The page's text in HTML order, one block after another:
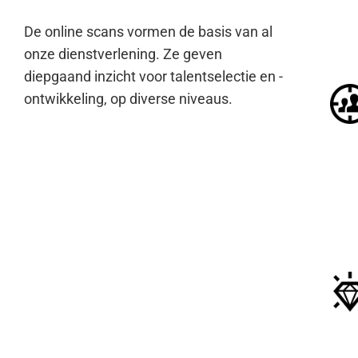
De online scans vormen de basis van al
onze dienstverlening. Ze geven
diepgaand inzicht voor talentselectie en -
ontwikkeling, op diverse niveaus.